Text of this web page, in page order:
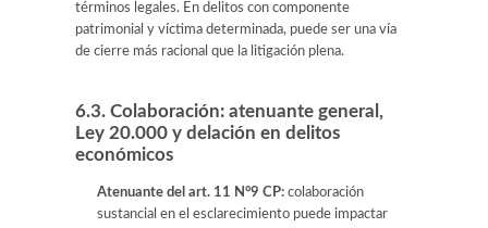
términos legales. En delitos con componente
patrimonial y víctima determinada, puede ser una vía
de cierre más racional que la litigación plena.
6.3. Colaboración: atenuante general,
Ley 20.000 y delación en delitos
económicos
Atenuante del art. 11 N°9 CP: colaboración
sustancial en el esclarecimiento puede impactar